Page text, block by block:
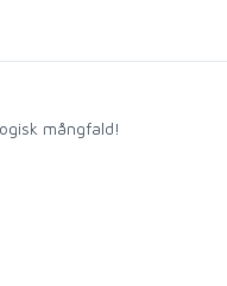
mångfald!